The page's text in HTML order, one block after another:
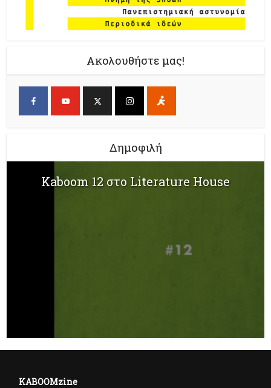
Ακολουθήστε μας!
Δημοφιλή
Kaboom 12 στο Literature House
KABOOMzine